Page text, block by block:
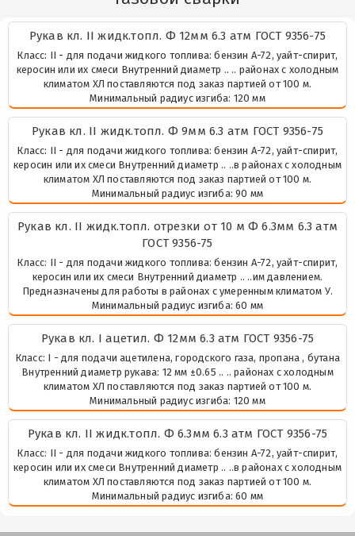
Рукaв кл. II жидк.топл. Ф 12мм 6.3 атм ГОСТ 9356-75
Класс: II - для подачи жидкого топлива: бензин А-72, уайт-спирит,
керосин или их смеси Внутренний диаметр .. .. районах с холодным
климатом ХЛ поставляются под заказ партией от 100 м.
Минимальный радиус изгиба: 120 мм
Рукaв кл. II жидк.топл. Ф 9мм 6.3 атм ГОСТ 9356-75
Класс: II - для подачи жидкого топлива: бензин А-72, уайт-спирит,
керосин или их смеси Внутренний диаметр .. ..в районах с холодным
климатом ХЛ поставляются под заказ партией от 100 м.
Минимальный радиус изгиба: 90 мм
Рукaв кл. II жидк.топл. отрезки от 10 м Ф 6.3мм 6.3 атм
ГОСТ 9356-75
Класс: II - для подачи жидкого топлива: бензин А-72, уайт-спирит,
керосин или их смеси Внутренний диаметр .. ..им давлением.
Предназначены для работы в районах с умеренным климатом У.
Минимальный радиус изгиба: 60 мм
Рукaв кл. I ацетил. Ф 12мм 6.3 атм ГОСТ 9356-75
Класс: I - для подачи ацетилена, городского газа, пропана , бутана
Внутренний диаметр рукава: 12 мм ±0.65 .. .. районах с холодным
климатом ХЛ поставляются под заказ партией от 100 м.
Минимальный радиус изгиба: 120 мм
Рукaв кл. II жидк.топл. Ф 6.3мм 6.3 атм ГОСТ 9356-75
Класс: II - для подачи жидкого топлива: бензин А-72, уайт-спирит,
керосин или их смеси Внутренний диаметр .. ..в районах с холодным
климатом ХЛ поставляются под заказ партией от 100 м.
Минимальный радиус изгиба: 60 мм